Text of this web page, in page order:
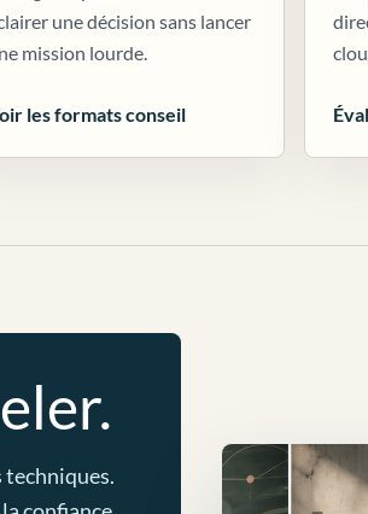
une décision sans lancer
mission lourde.
les formats conseil
techniques.